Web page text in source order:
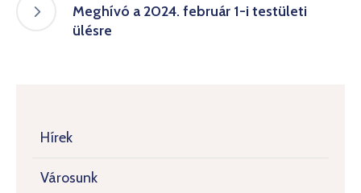
Meghívó a 2024. február 1-i testületi
ülésre
Hírek
Városunk